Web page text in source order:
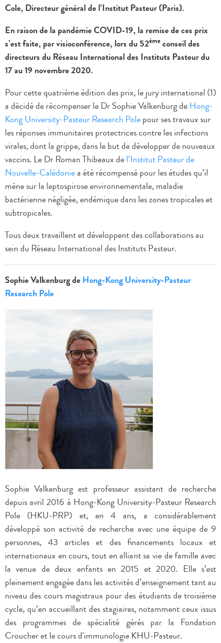
Cole, Directeur général de l’Institut Pasteur (Paris).
En raison de la pandémie COVID-19, la remise de ces prix
s’est faite, par visioconférence, lors du 52ème conseil des
directeurs du Réseau International des Instituts Pasteur du
17 au 19 novembre 2020.
Pour cette quatrième édition des prix, le jury international (1)
a décidé de récompenser le Dr Sophie Valkenburg deHong-
Kong University-Pasteur Research Polepour ses travaux sur
les réponses immunitaires protectrices contre les infections
virales, dont la grippe, dans le but de développer de nouveaux
vaccins. Le Dr Roman Thibeaux del’Institut Pasteur de
Nouvelle-Calédoniea été récompensé pour les études qu’il
mène sur la leptospirose environnementale, maladie
bactérienne négligée, endémique dans les zones tropicales et
subtropicales.
Tous deux travaillent et développent des collaborations au
sein du Réseau International des Instituts Pasteur.
Sophie Valkenburg deHong-Kong University-Pasteur
Research Pole
Sophie Valkenburg est professeur assistant de recherche
depuis avril 2016 à Hong-Kong University-Pasteur Research
Pole (HKU-PRP) et, en 4 ans, a considérablement
développé son activité de recherche avec une équipe de 9
personnes, 43 articles et des financements locaux et
internationaux en cours, tout en alliant sa vie de famille avec
la venue de deux enfants en 2015 et 2020. Elle s’est
pleinement engagée dans les activités d’enseignement tant au
niveau des cours magistraux pour des étudiants de troisième
cycle, qu’en accueillant des stagiaires, notamment ceux issus
des programmes de spécialité gérés par la Fondation
Croucher et le cours d'immunologie KHU-Pasteur.